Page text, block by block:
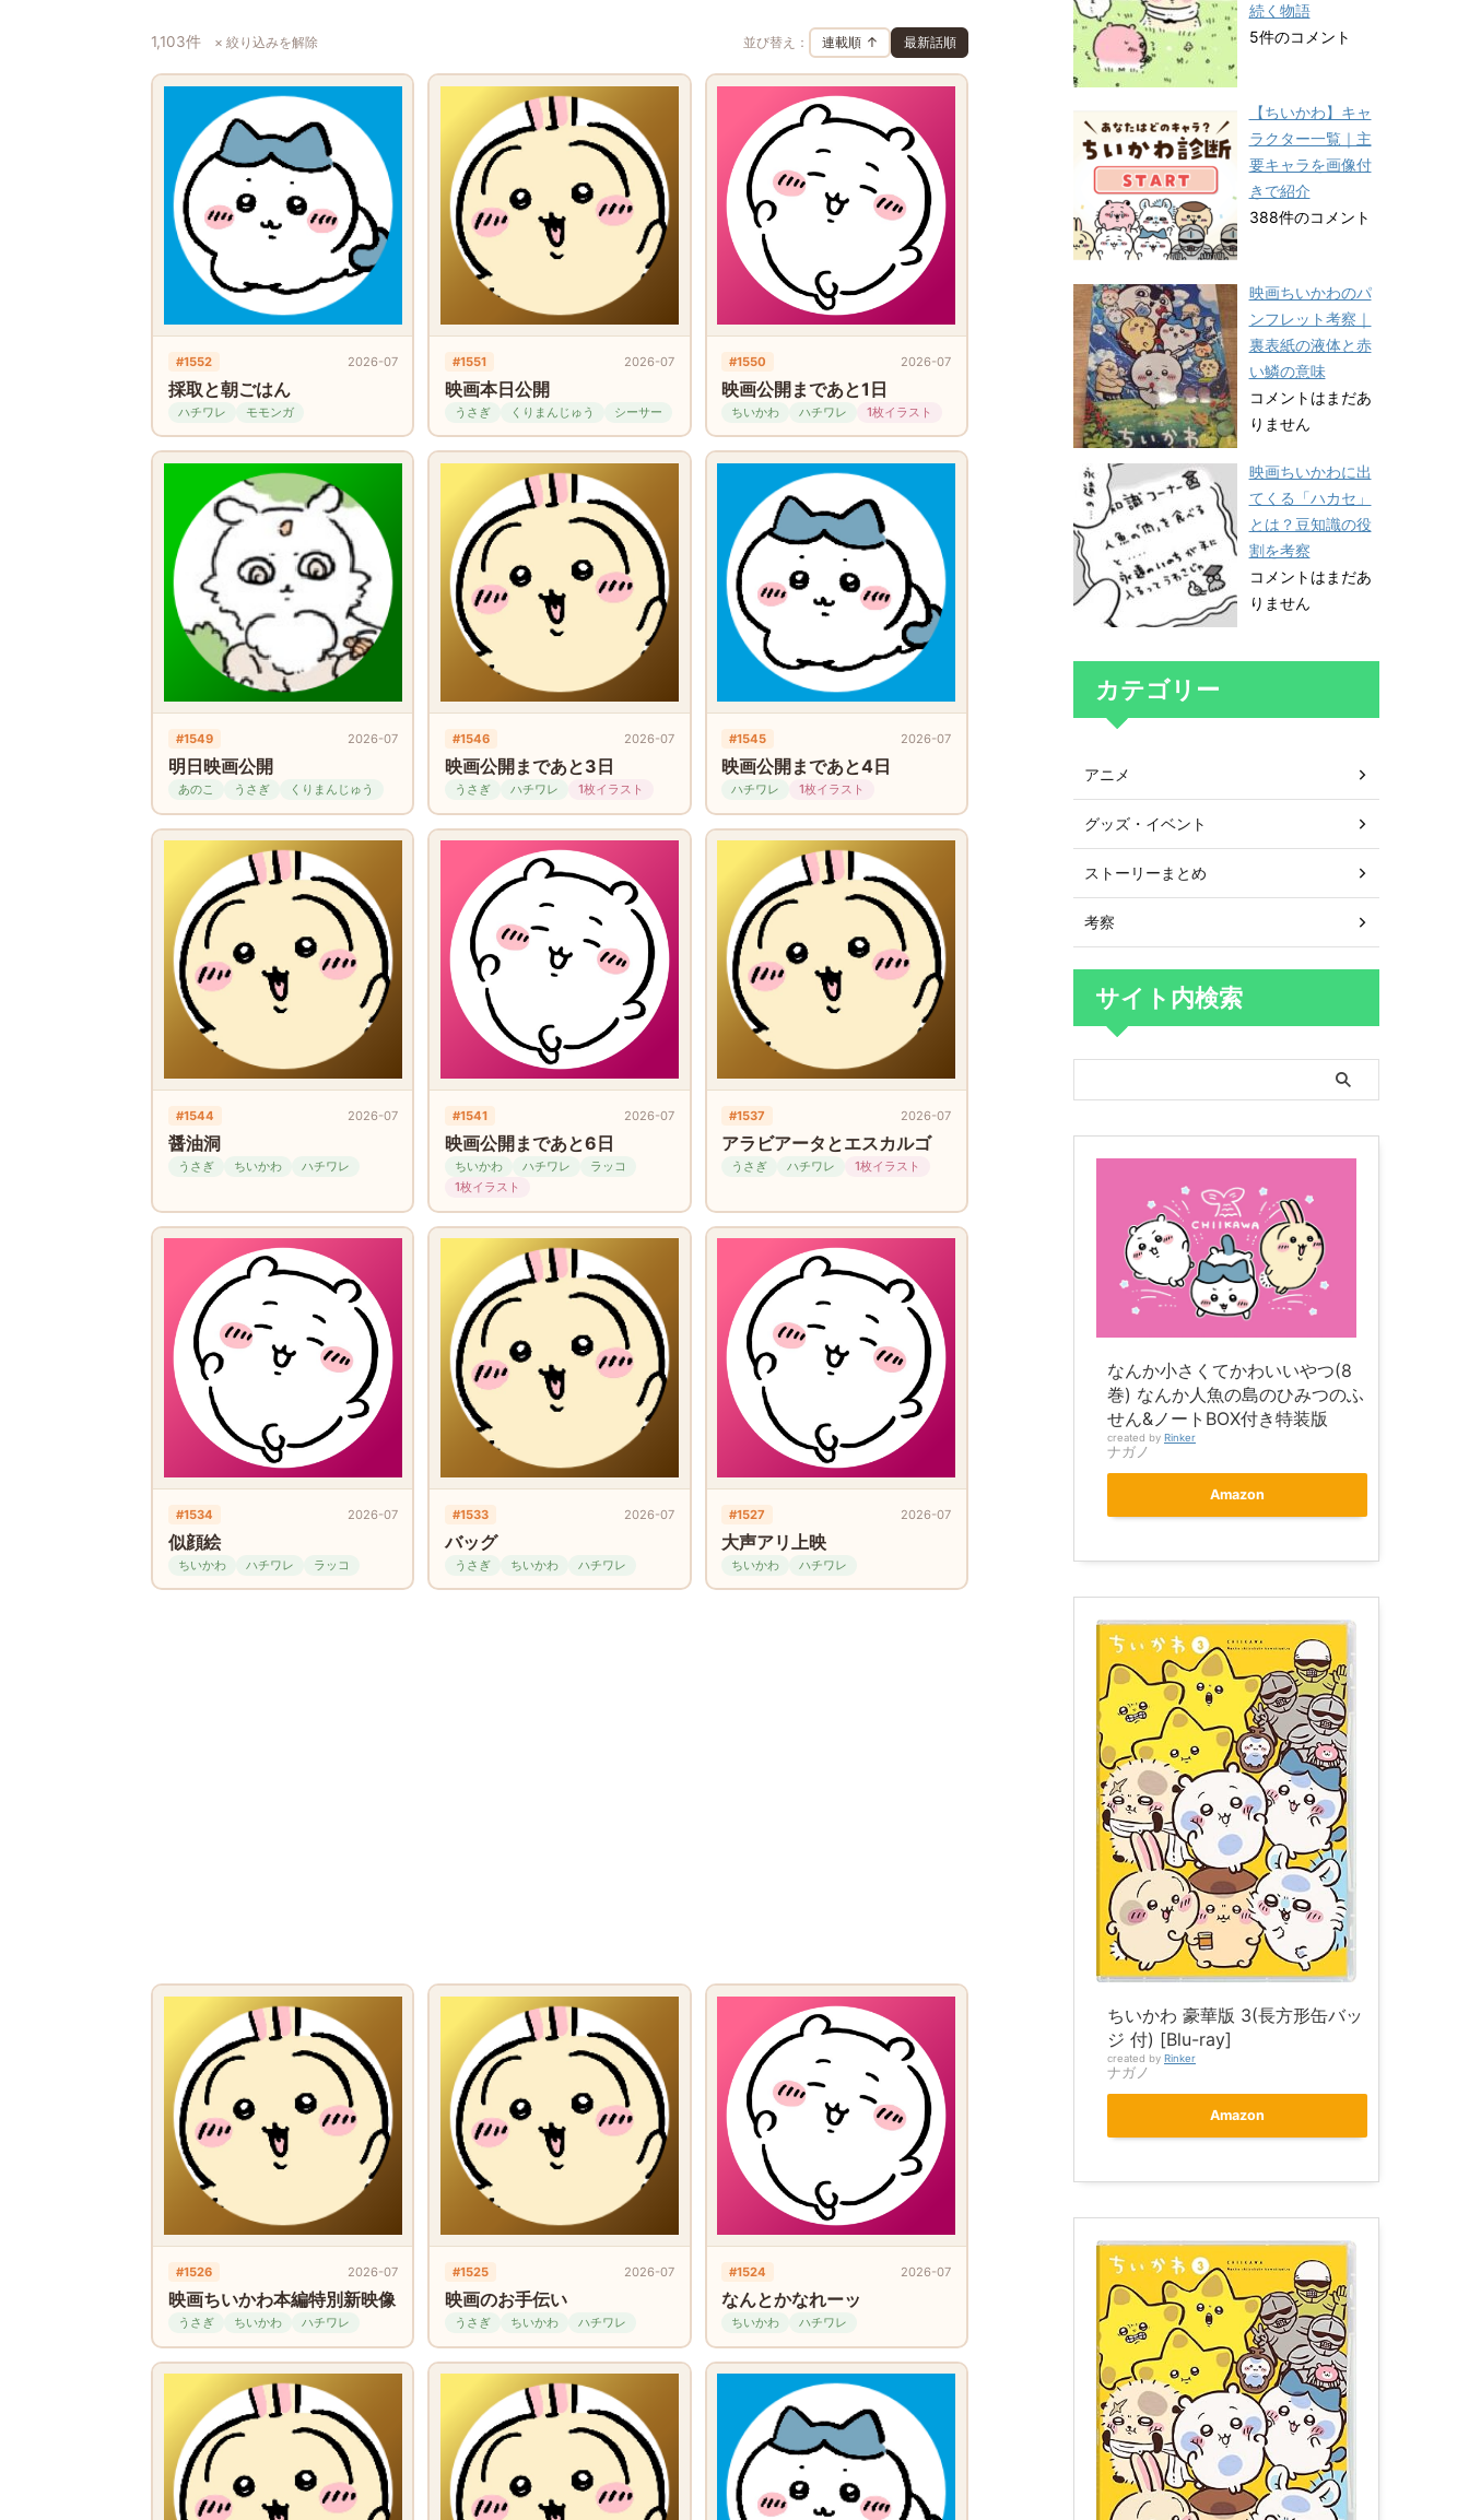
1,103件 × 絞り込みを解除 並び替え： 連載順 ↑ 最新話順
#1552 2026-07
採取と朝ごはん
ハチワレ モモンガ
#1551 2026-07
映画本日公開
うさぎ くりまんじゅう シーサー
#1550 2026-07
映画公開まであと1日
ちいかわ ハチワレ 1枚イラスト
#1549 2026-07
明日映画公開
あのこ うさぎ くりまんじゅう
#1546 2026-07
映画公開まであと3日
うさぎ ハチワレ 1枚イラスト
#1545 2026-07
映画公開まであと4日
ハチワレ 1枚イラスト
#1544 2026-07
醤油洞
うさぎ ちいかわ ハチワレ
#1541 2026-07
映画公開まであと6日
ちいかわ ハチワレ
ラッコ
1枚イラスト
#1537 2026-07
アラビアータとエスカルゴ
うさぎ ハチワレ 1枚イラスト
#1534 2026-07
似顔絵
ちいかわ ハチワレ ラッコ
#1533 2026-07
バッグ
うさぎ ちいかわ ハチワレ
#1527 2026-07
大声アリ上映
ちいかわ ハチワレ
#1526 2026-07
映画ちいかわ本編特別新映像
うさぎ ちいかわ ハチワレ
#1525 2026-07
映画のお手伝い
うさぎ ちいかわ ハチワレ
#1524 2026-07
なんとかなれーッ
ちいかわ ハチワレ
続く物語
5件のコメント
【ちいかわ】キャ
ラクター一覧｜主
要キャラを画像付
きで紹介
388件のコメント
映画ちいかわのパ
ンフレット考察｜
裏表紙の液体と赤
い鱗の意味
コメントはまだあ
りません
映画ちいかわに出
てくる「ハカセ」
とは？豆知識の役
割を考察
コメントはまだあ
りません
カテゴリー
アニメ
グッズ・イベント
ストーリーまとめ
考察
サイト内検索
なんか小さくてかわいいやつ(8
巻) なんか人魚の島のひみつのふ
せん&ノートBOX付き特装版
created by Rinker
ナガノ
Amazon
ちいかわ 豪華版 3(長方形缶バッ
ジ 付) [Blu-ray]
created by Rinker
ナガノ
Amazon